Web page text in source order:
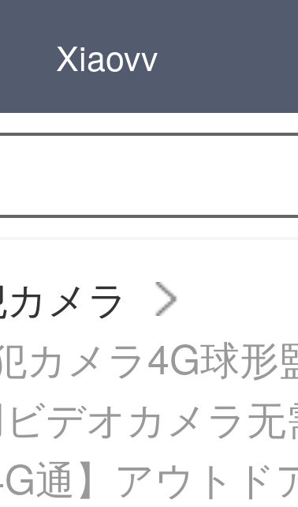
Xiaovv
メラ
カメラ4G球
デオカメラ
通】アウトド